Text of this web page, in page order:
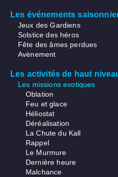
Les événements
Jeux des Gardiens
Solstice des héros
Fête des âmes perdues
Avènement
Les activités de haut
Les missions exotiques
Oblation
Feu et glace
Héliostat
Déréalisation
La Chute du Kall
Rappel
Le Murmure
Dernière heure
Malchance